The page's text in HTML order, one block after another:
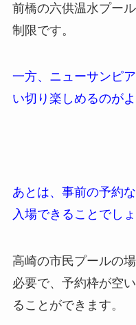
前橋の六供温水プー
制限です。
一方、ニューサンピ
い切り楽しめるのがよ
あとは、事前の予約
入場できることでしょ
高崎の市民プールの
必要で、予約枠が空
ることができます。